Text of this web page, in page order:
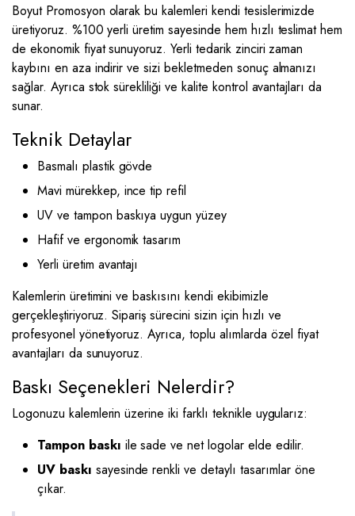
Boyut Promosyon olarak bu kalemleri kendi tesislerimizde
üretiyoruz. %100 yerli üretim sayesinde hem hızlı teslimat hem
de ekonomik fiyat sunuyoruz. Yerli tedarik zinciri zaman
kaybını en aza indirir ve sizi bekletmeden sonuç almanızı
sağlar. Ayrıca stok sürekliliği ve kalite kontrol avantajları da
sunar.
Teknik Detaylar
Basmalı plastik gövde
Mavi mürekkep, ince tip refil
UV ve tampon baskıya uygun yüzey
Hafif ve ergonomik tasarım
Yerli üretim avantajı
Kalemlerin üretimini ve baskısını kendi ekibimizle
gerçekleştiriyoruz. Sipariş sürecini sizin için hızlı ve
profesyonel yönetiyoruz. Ayrıca, toplu alımlarda özel fiyat
avantajları da sunuyoruz.
Baskı Seçenekleri Nelerdir?
Logonuzu kalemlerin üzerine iki farklı teknikle uygularız:
Tampon baskı ile sade ve net logolar elde edilir.
UV baskı sayesinde renkli ve detaylı tasarımlar öne
çıkar.